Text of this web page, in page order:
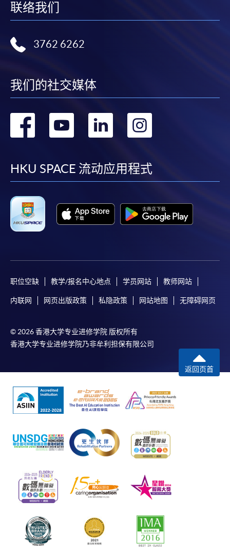
联络我们
3762 6262
我们的社交媒体
转
facebook
转
youtube
转
linkedin
HKU SPACE 流动应用程式
职位空缺 教学/报名中心地点 学员网站 教师网站
内联网 网页出版政策 私隐政策 网站地图 无障碍网页
© 2026 香港大学专业进修学院 版权所有
香港大学专业进修学院乃非牟利担保有限公司
返回页首